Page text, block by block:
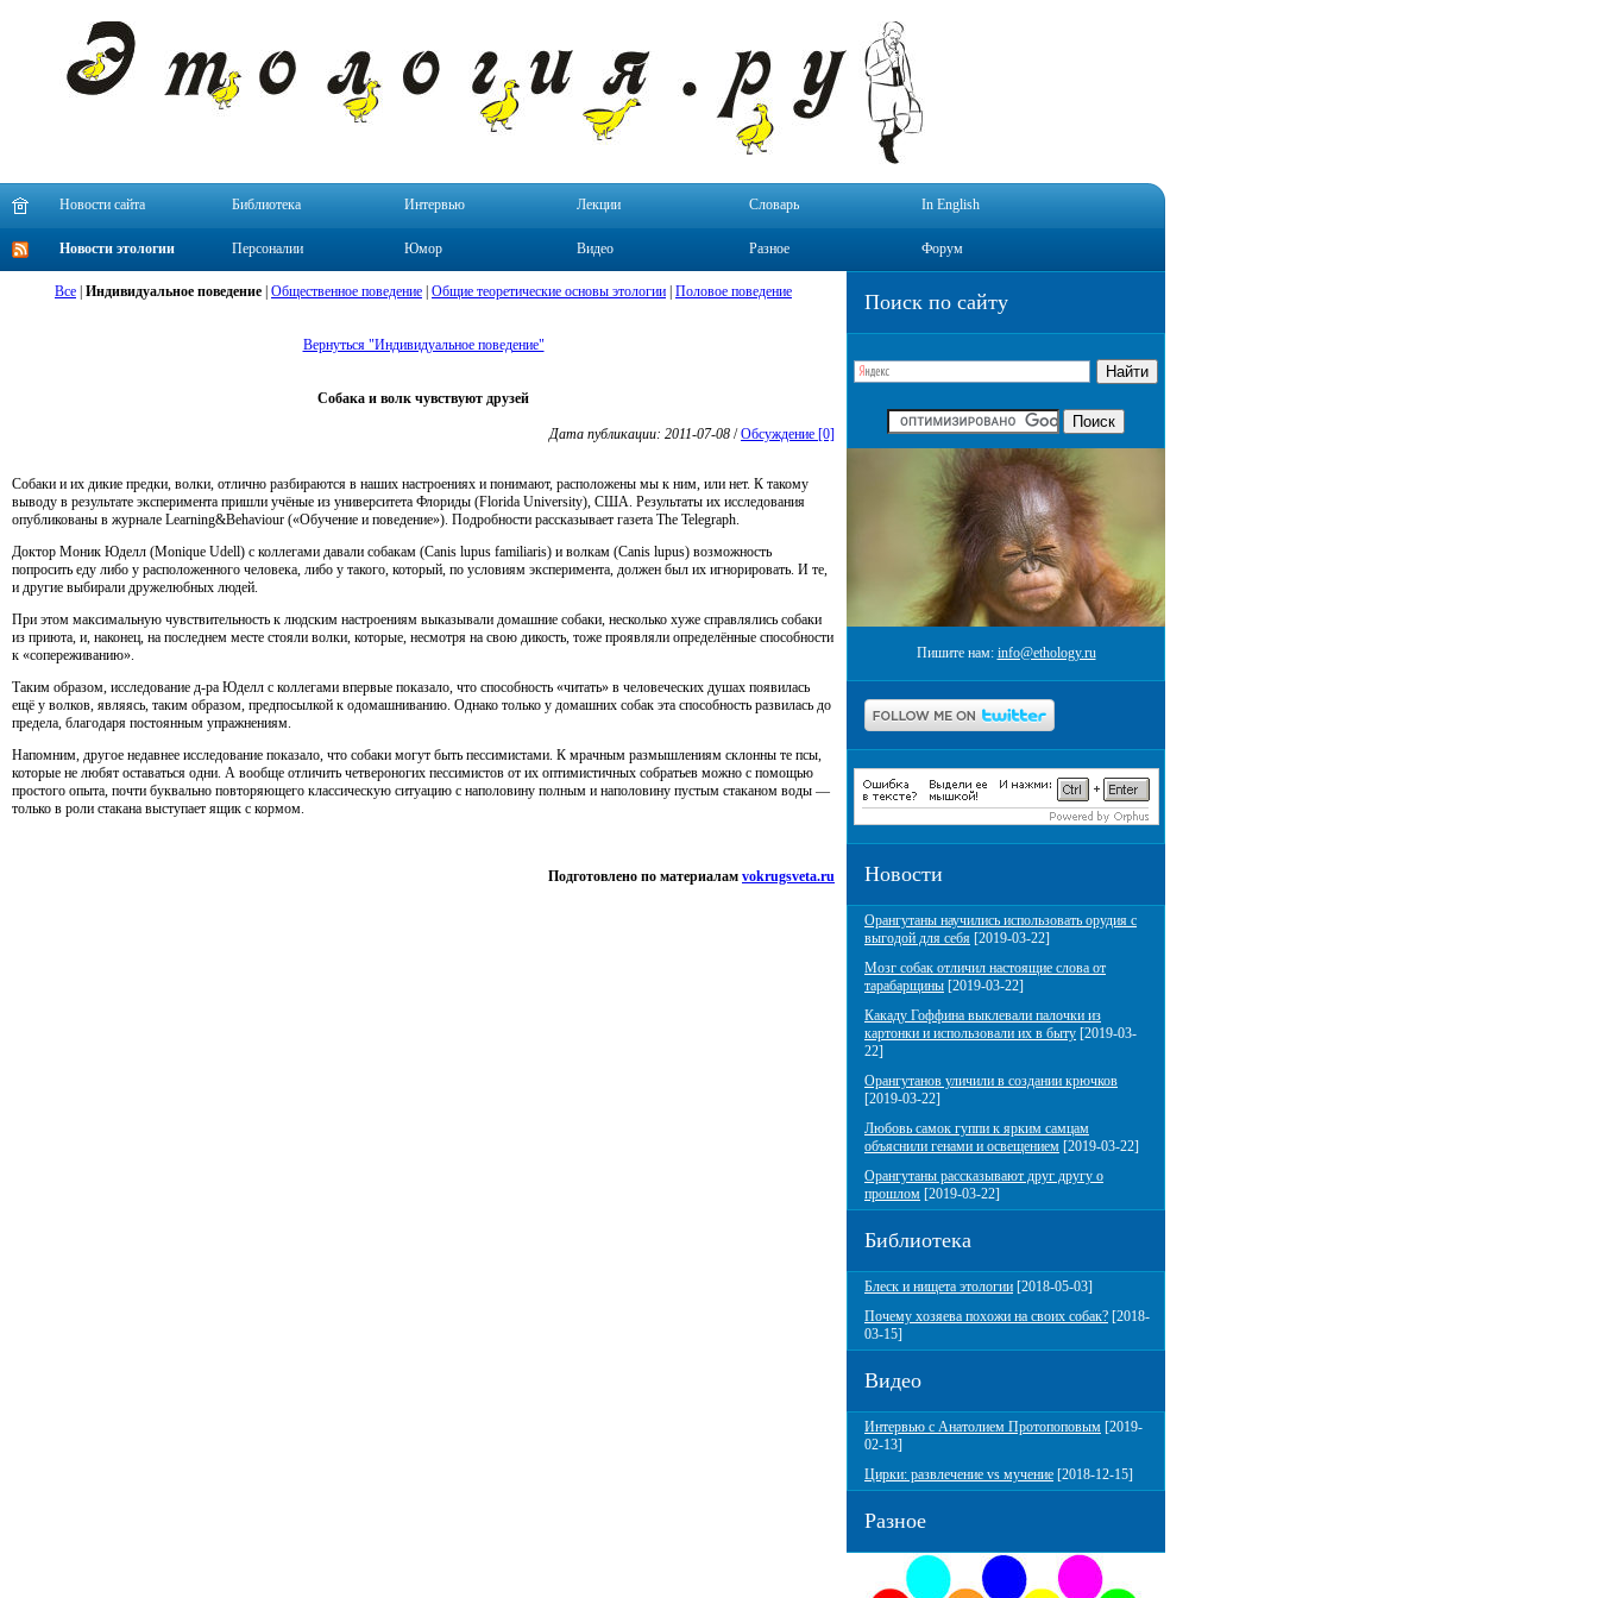
Новости сайта Библиотека Интервью Лекции Словарь In English
Новости этологии Персоналии Юмор Видео Разное Форум
Поиск по сайту
Пишите нам: info@ethology.ru
Новости
Орангутаны научились использовать орудия с
выгодой для себя [2019-03-22]
Мозг собак отличил настоящие слова от
тарабарщины [2019-03-22]
Какаду Гоффина выклевали палочки из
картонки и использовали их в быту [2019-03-
22]
Орангутанов уличили в создании крючков
[2019-03-22]
Любовь самок гуппи к ярким самцам
объяснили генами и освещением [2019-03-22]
Орангутаны рассказывают друг другу о
прошлом [2019-03-22]
Библиотека
Блеск и нищета этологии [2018-05-03]
Почему хозяева похожи на своих собак? [2018-
03-15]
Видео
Интервью с Анатолием Протопоповым [2019-
02-13]
Цирки: развлечение vs мучение [2018-12-15]
Разное
Все Индивидуальное поведение Общественное поведение Общие теоретические основы этологии Половое поведение
Вернуться "Индивидуальное поведение"
Собака и волк чувствуют друзей
Дата публикации: 2011-07-08 /Обсуждение [0]
Собаки и их дикие предки, волки, отлично разбираются в наших настроениях и понимают, расположены мы к ним, или нет. К такому
выводу в результате эксперимента пришли учёные из университета Флориды (Florida University), США. Результаты их исследования
опубликованы в журнале Learning&Behaviour («Обучение и поведение»). Подробности рассказывает газета The Telegraph.
Доктор Моник Юделл (Monique Udell) с коллегами давали собакам (Canis lupus familiaris) и волкам (Canis lupus) возможность
попросить еду либо у расположенного человека, либо у такого, который, по условиям эксперимента, должен был их игнорировать. И те,
и другие выбирали дружелюбных людей.
При этом максимальную чувствительность к людским настроениям выказывали домашние собаки, несколько хуже справлялись собаки
из приюта, и, наконец, на последнем месте стояли волки, которые, несмотря на свою дикость, тоже проявляли определённые способности
к «сопереживанию».
Таким образом, исследование д-ра Юделл с коллегами впервые показало, что способность «читать» в человеческих душах появилась
ещё у волков, являясь, таким образом, предпосылкой к одомашниванию. Однако только у домашних собак эта способность развилась до
предела, благодаря постоянным упражнениям.
Напомним, другое недавнее исследование показало, что собаки могут быть пессимистами. К мрачным размышлениям склонны те псы,
которые не любят оставаться одни. А вообще отличить четвероногих пессимистов от их оптимистичных собратьев можно с помощью
простого опыта, почти буквально повторяющего классическую ситуацию с наполовину полным и наполовину пустым стаканом воды —
только в роли стакана выступает ящик с кормом.
Подготовлено по материалам vokrugsveta.ru